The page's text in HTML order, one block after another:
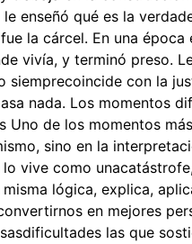
enseñó qué es la
la cárcel. En una
vivía, y terminó preso.
con la
nada. Los momentos
de los momentos
sino en la
vive como
lógica, explica,
en mejores
las que